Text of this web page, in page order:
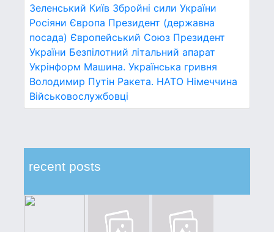
Зеленський Київ Збройні сили України
Росіяни Європа Президент (державна
посада) Європейський Союз Президент
України Безпілотний літальний апарат
Укрінформ Машина. Українська гривня
Володимир Путін Ракета. НАТО Німеччина
Військовослужбовці
recent posts